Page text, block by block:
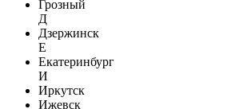
Грозный
Д
Дзержинск
Е
Екатеринбург
И
Иркутск
Ижевск